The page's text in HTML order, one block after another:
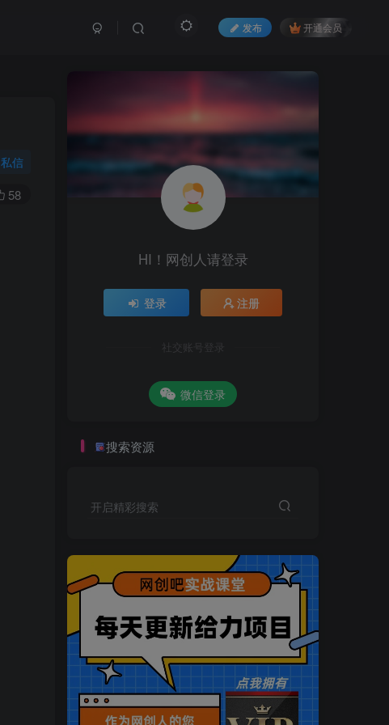
发布 开通会员
私信
58
HI！网创人请登录
登录 注册
社交账号登录
微信登录
搜索资源
开启精彩搜索